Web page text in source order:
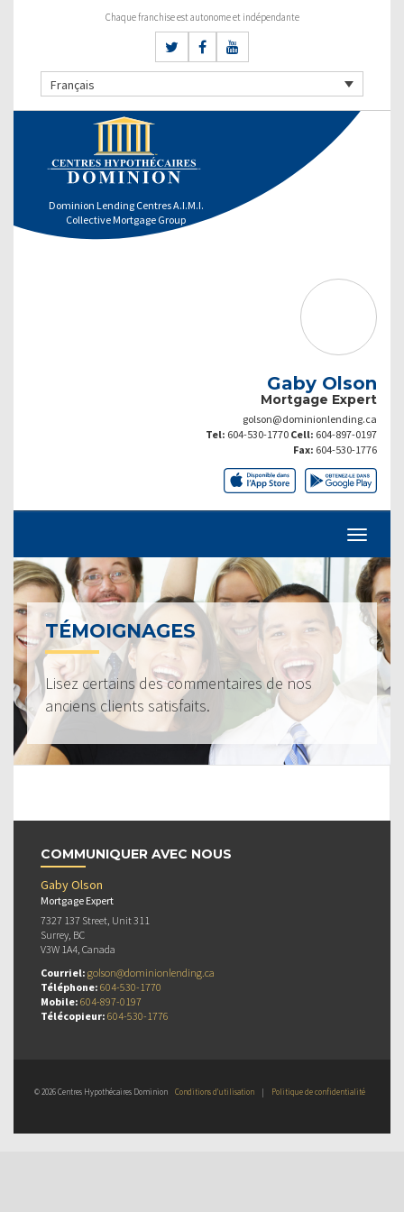
Chaque franchise est autonome et indépendante
Français
Dominion Lending Centres A.I.M.I.
Collective Mortgage Group
Gaby Olson
Mortgage Expert
golson@dominionlending.ca
Tel: 604-530-1770 Cell: 604-897-0197
Fax: 604-530-1776
TÉMOIGNAGES
Lisez certains des commentaires de nos
anciens clients satisfaits.
COMMUNIQUER AVEC NOUS
Gaby Olson
Mortgage Expert
7327 137 Street, Unit 311
Surrey, BC
V3W 1A4, Canada
Courriel: golson@dominionlending.ca
Téléphone: 604-530-1770
Mobile: 604-897-0197
Télécopieur: 604-530-1776
© 2026 Centres Hypothécaires Dominion Conditions d’utilisation | Politique de confidentialité